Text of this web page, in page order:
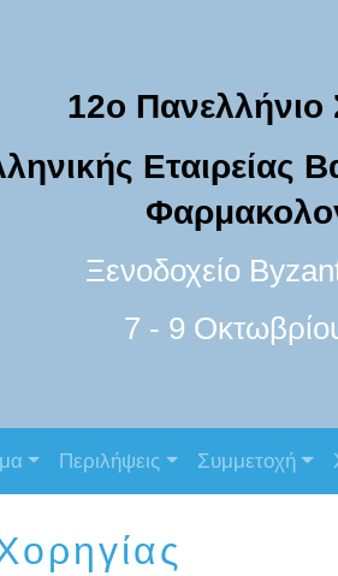
12ο Πανελλήνιο
Εταιρείας
Ξενοδοχείο
7 - 9
Περιλήψεις Συμμετοχή